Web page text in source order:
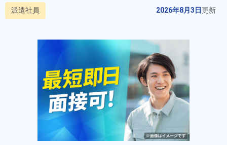
派遣社員 2026年8月3日更新